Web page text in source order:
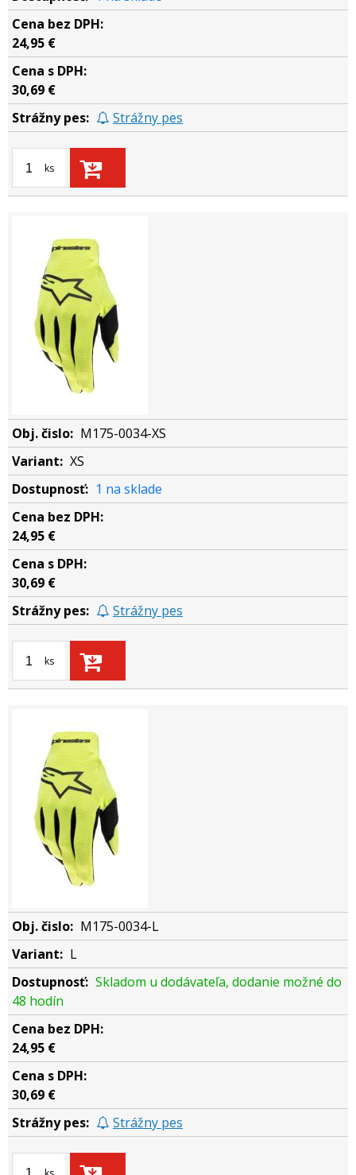
24,95 €
30,69 €
Strážny pes
ks
M175-0034-XS
XS
1 na sklade
24,95 €
30,69 €
Strážny pes
ks
M175-0034-L
L
Skladom u dodávateľa, dodanie možné do
48 hodín
24,95 €
30,69 €
Strážny pes